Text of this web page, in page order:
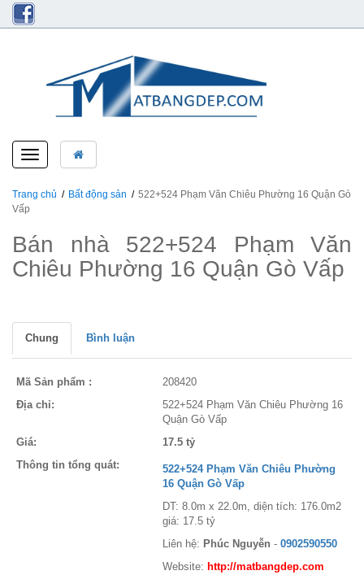
Toggle
navigation
Trang chủ Bất động sản
522+524 Phạm Văn Chiêu Phường 16 Quận Gò
Vấp
Bán nhà 522+524 Phạm Văn
Chiêu Phường 16 Quận Gò Vấp
Chung Bình luận
Mã Sản phẩm :
208420
Địa chỉ:
522+524 Phạm Văn Chiêu Phường 16
Quận Gò Vấp
Giá:
17.5 tỷ
Thông tin tổng quát:
522+524 Phạm Văn Chiêu Phường
16 Quận Gò Vấp
DT: 8.0m x 22.0m, diện tích: 176.0m2
giá: 17.5 tỷ
Liên hệ: Phúc Nguyễn - 0902590550
Website: http://matbangdep.com